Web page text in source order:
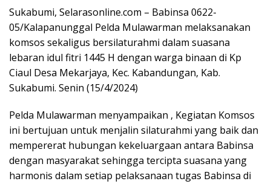
Sukabumi, Selarasonline.com – Babinsa 0622-
05/Kalapanunggal Pelda Mulawarman melaksanakan
komsos sekaligus bersilaturahmi dalam suasana
lebaran idul fitri 1445 H dengan warga binaan di Kp
Ciaul Desa Mekarjaya, Kec. Kabandungan, Kab.
Sukabumi. Senin (15/4/2024)
Pelda Mulawarman menyampaikan , Kegiatan Komsos
ini bertujuan untuk menjalin silaturahmi yang baik dan
mempererat hubungan kekeluargaan antara Babinsa
dengan masyarakat sehingga tercipta suasana yang
harmonis dalam setiap pelaksanaan tugas Babinsa di